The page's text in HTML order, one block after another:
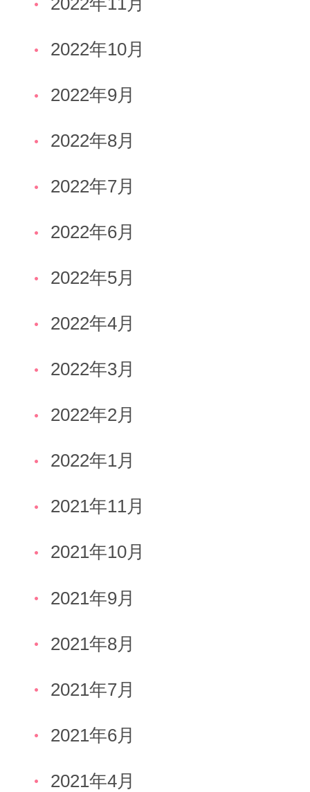
2022年10月
2022年9月
2022年8月
2022年7月
2022年6月
2022年5月
2022年4月
2022年3月
2022年2月
2022年1月
2021年11月
2021年10月
2021年9月
2021年8月
2021年7月
2021年6月
2021年4月